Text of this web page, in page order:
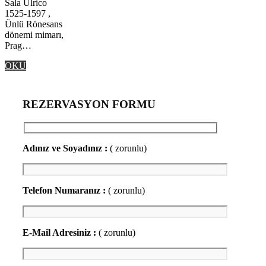
Sala Ulrico
1525-1597 ,
Ünlü Rönesans
dönemi mimarı,
Prag…
OKU
REZERVASYON FORMU
Adınız ve Soyadınız : ( zorunlu)
Telefon Numaranız : ( zorunlu)
E-Mail Adresiniz : ( zorunlu)